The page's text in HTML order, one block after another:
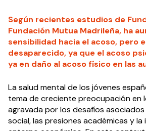
Según recientes estudios de
Fundación Mutua Madrileña, ha
sensibilidad hacia el acoso, pero
desaparecido, ya que el acoso
ya en daño al acoso físico en las
La salud mental de los jóvenes
tema de creciente preocupación en
agravada por los desafíos asociados
social, las presiones académicas y